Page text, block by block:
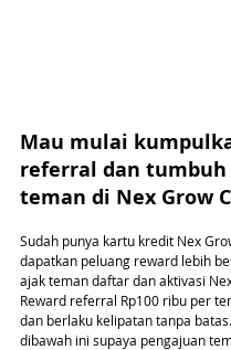
Mau mulai
referral dan tumbuh
teman di Nex Grow
Sudah punya kartu kredit Nex
dapatkan peluang reward lebih
ajak teman daftar dan aktivasi
Reward referral Rp100 ribu per
dan berlaku kelipatan tanpa
dibawah ini supaya pengajuan